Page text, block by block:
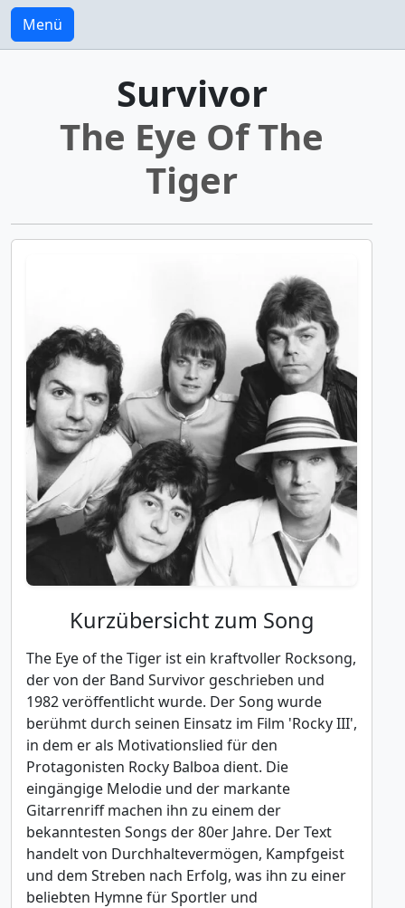
Menü
Survivor
The Eye Of The
Tiger
Kurzübersicht zum Song
The Eye of the Tiger ist ein kraftvoller Rocksong,
der von der Band Survivor geschrieben und
1982 veröffentlicht wurde. Der Song wurde
berühmt durch seinen Einsatz im Film 'Rocky III',
in dem er als Motivationslied für den
Protagonisten Rocky Balboa dient. Die
eingängige Melodie und der markante
Gitarrenriff machen ihn zu einem der
bekanntesten Songs der 80er Jahre. Der Text
handelt von Durchhaltevermögen, Kampfgeist
und dem Streben nach Erfolg, was ihn zu einer
beliebten Hymne für Sportler und